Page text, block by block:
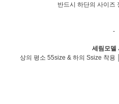
반드시 하단의 사이즈
-
세림모델
상의 평소 55size & 하의 Ssize 착